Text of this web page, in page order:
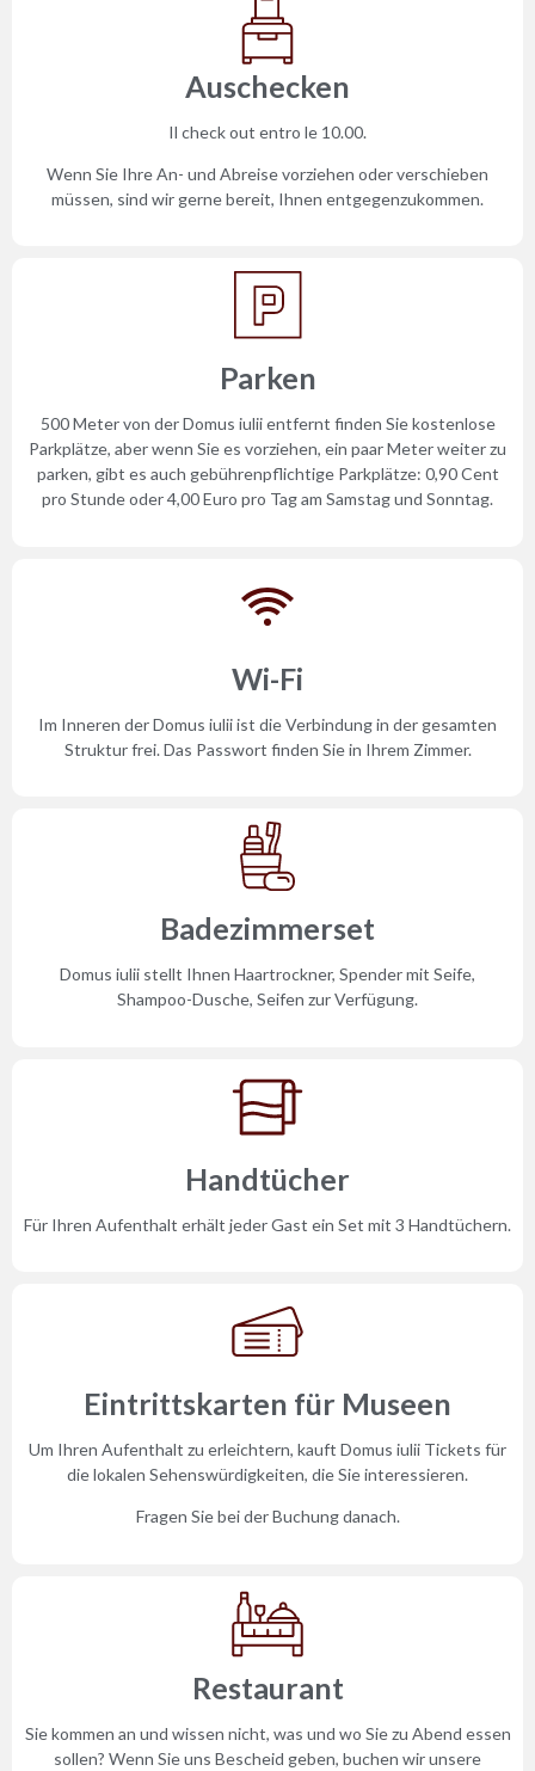
Auschecken
Il check out entro le 10.00.
Wenn Sie Ihre An- und Abreise vorziehen oder verschieben
müssen, sind wir gerne bereit, Ihnen entgegenzukommen.
Parken
500 Meter von der Domus iulii entfernt finden Sie kostenlose
Parkplätze, aber wenn Sie es vorziehen, ein paar Meter weiter zu
parken, gibt es auch gebührenpflichtige Parkplätze: 0,90 Cent
pro Stunde oder 4,00 Euro pro Tag am Samstag und Sonntag.
Wi-Fi
Im Inneren der Domus iulii ist die Verbindung in der gesamten
Struktur frei. Das Passwort finden Sie in Ihrem Zimmer.
Badezimmerset
Domus iulii stellt Ihnen Haartrockner, Spender mit Seife,
Shampoo-Dusche, Seifen zur Verfügung.
Handtücher
Für Ihren Aufenthalt erhält jeder Gast ein Set mit 3 Handtüchern.
Eintrittskarten für Museen
Um Ihren Aufenthalt zu erleichtern, kauft Domus iulii Tickets für
die lokalen Sehenswürdigkeiten, die Sie interessieren.
Fragen Sie bei der Buchung danach.
Restaurant
Sie kommen an und wissen nicht, was und wo Sie zu Abend essen
sollen? Wenn Sie uns Bescheid geben, buchen wir unsere